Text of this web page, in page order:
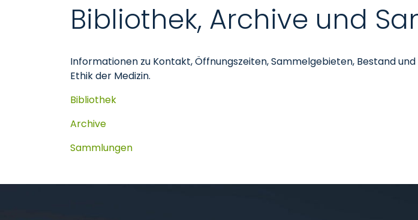
Bibliothek, Archive und
Informationen zu Kontakt, Öffnungszeiten, Sammelgebieten, Bestand
Ethik der Medizin.
Bibliothek
Archive
Sammlungen